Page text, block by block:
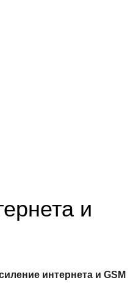
и
интернета и GSM